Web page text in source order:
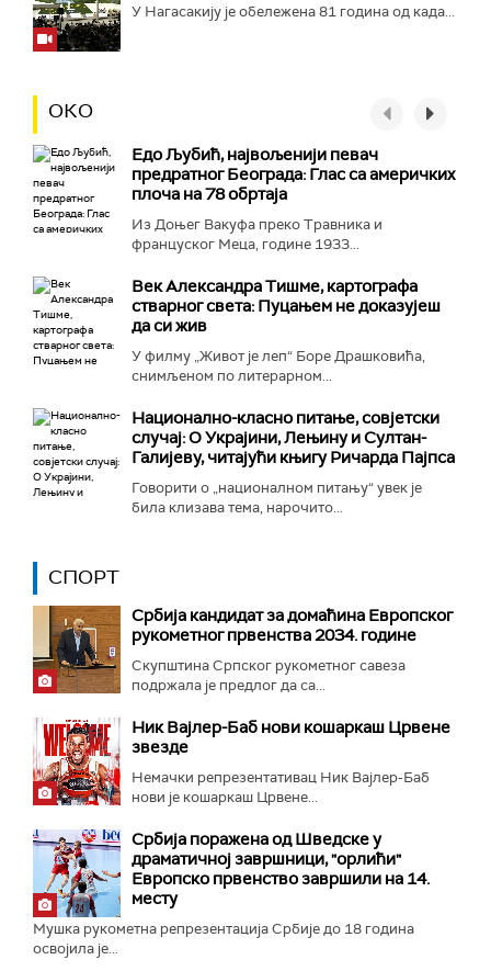
У Нагасакију је обележена 81 година од када...
ОКО
Едо Љубић, највољенији певач
предратног Београда: Глас са америчких
плоча на 78 обртаја
Из Доњег Вакуфа преко Травника и
француског Меца, године 1933...
Век Александра Тишме, картографа
стварног света: Пуцањем не доказујеш
да си жив
У филму „Живот је леп“ Боре Драшковића,
снимљеном по литерарном...
Национално-класнo питање, совјетски
случај: О Украјини, Лењину и Султан-
Галијеву, читајући књигу Ричарда Пајпса
Говорити о „националном питању“ увек је
била клизава тема, нарочито...
СПОРТ
Србија кандидат за домаћина Европског
рукометног првенства 2034. године
Скупштина Српског рукометног савеза
подржала је предлог да са...
Ник Вајлер-Баб нови кошаркаш Црвене
звезде
Немачки репрезентативац Ник Вајлер-Баб
нови је кошаркаш Црвене...
Србија поражена од Шведске у
драматичној завршници, "орлићи"
Европско првенство завршили на 14.
месту
Мушка рукометна репрезентација Србије до 18 година
освојила је...